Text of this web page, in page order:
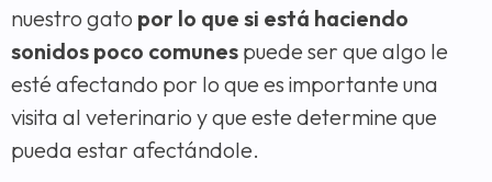
nuestro gato por lo que si está haciendo
sonidos poco comunes puede ser que algo le
esté afectando por lo que es importante una
visita al veterinario y que este determine que
pueda estar afectándole.